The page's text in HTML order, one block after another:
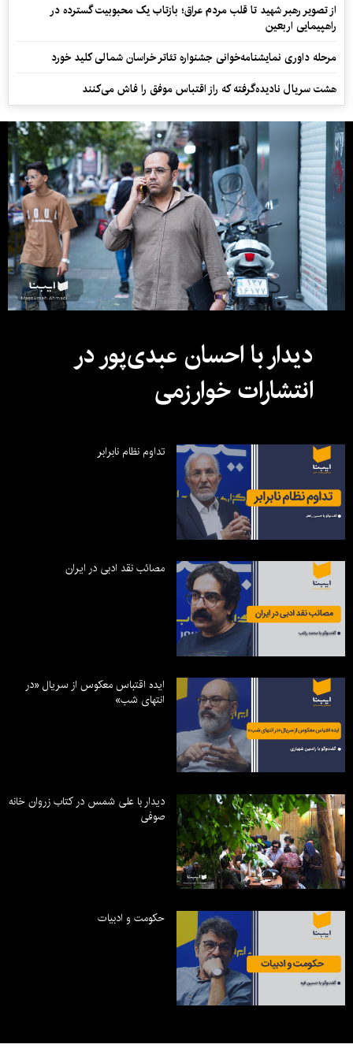
از تصویر رهبر شهید تا قلب مردم عراق؛ بازتاب یک محبوبیت گسترده در
راهپیمایی اربعین
مرحله داوری نمایشنامه‌خوانی جشنواره تئاتر خراسان شمالی کلید خورد
هشت سریال نادیده‌گرفته که راز اقتباس موفق را فاش می‌کنند
دیدار با احسان عبدی‌پور در
انتشارات خوارزمی
تداوم نظام نابرابر
مصائب نقد ادبی در ایران
ایده اقتباس معکوس از سریال «در
انتهای شب»
دیدار با علی شمس در کتاب زروان خانه
صوفی
حکومت و ادبیات